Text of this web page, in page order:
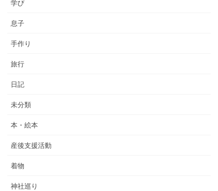
学び
息子
手作り
旅行
日記
未分類
本・絵本
産後支援活動
着物
神社巡り